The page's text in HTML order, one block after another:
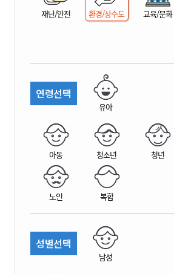
재난/안전 환경/상수도 교육/문화
연령선택
유아
아동 청소년 청년
노인 복합
성별선택
남성